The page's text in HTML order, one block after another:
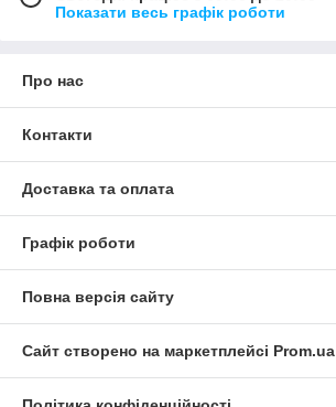
Показати весь графік роботи
Про нас
Контакти
Доставка та оплата
Графік роботи
Повна версія сайту
Сайт створено на маркетплейсі Prom.ua